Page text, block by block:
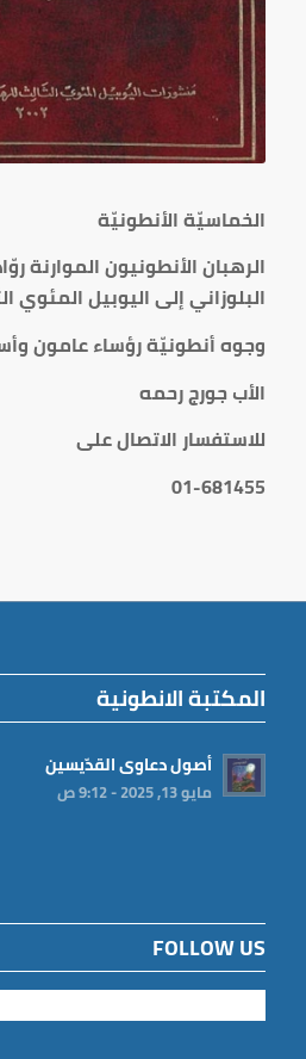
الخماسيّة الأنطونيّة
الرهبان الأنطونيون الموارنة
البلوزاني إلى اليوبيل المئوي الثالث
وجوه أنطونيّة رؤساء عامون
الأب جورج رحمه
للاستفسار الاتصال على
01-681455
المكتبة الانطونية
أصول دعاوى القدّيسين
مايو 13, 2025 - 9:12 ص
FOLLOW US